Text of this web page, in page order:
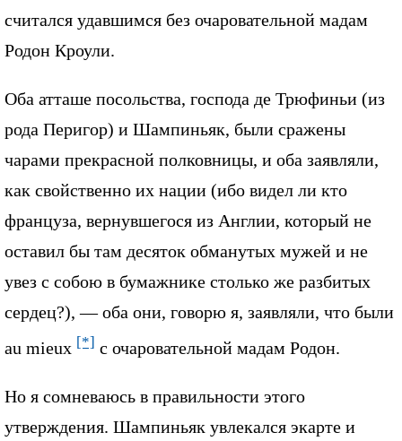
считался удавшимся без очаровательной мадам
Родон Кроули.
Оба атташе посольства, господа де Трюфиньи (из
рода Перигор) и Шампиньяк, были сражены
чарами прекрасной полковницы, и оба заявляли,
как свойственно их нации (ибо видел ли кто
француза, вернувшегося из Англии, который не
оставил бы там десяток обманутых мужей и не
увез с собою в бумажнике столько же разбитых
сердец?), — оба они, говорю я, заявляли, что были
au mieux [*] с очаровательной мадам Родон.
Но я сомневаюсь в правильности этого
утверждения. Шампиньяк увлекался экарте и